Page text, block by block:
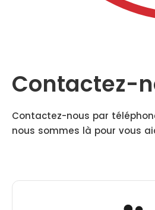
Contactez-
Contactez-nous par
nous sommes là pour vous